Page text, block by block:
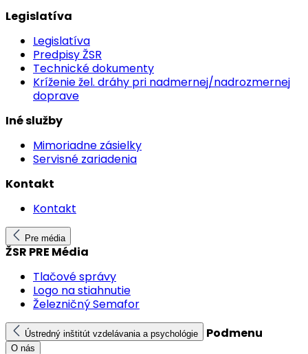
Legislatíva
Legislatíva
Predpisy ŽSR
Technické dokumenty
Kríženie žel. dráhy pri nadmernej/nadrozmernej
doprave
Iné služby
Mimoriadne zásielky
Servisné zariadenia
Kontakt
Kontakt
Pre média
ŽSR PRE Média
Tlačové správy
Logo na stiahnutie
Železničný Semafor
Ústredný inštitút vzdelávania a psychológie Podmenu
O nás